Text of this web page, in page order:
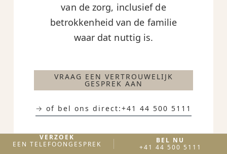
van de zorg, inclusief de
betrokkenheid van de familie
waar dat nuttig is.
VRAAG EEN VERTROUWELIJK
GESPREK AAN
→ of bel ons direct:+41 44 500 5111
VERZOEK
EEN TELEFOONGESPREK
BEL NU
+41 44 500 5111